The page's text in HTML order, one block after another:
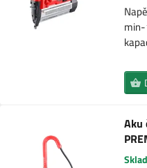
min-
Aku